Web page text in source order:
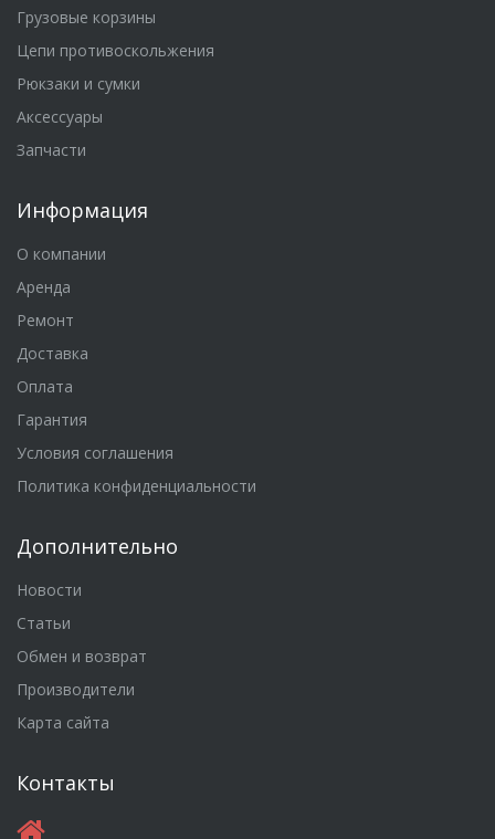
Грузовые корзины
Цепи противоскольжения
Рюкзаки и сумки
Аксессуары
Запчасти
Информация
О компании
Аренда
Ремонт
Доставка
Оплата
Гарантия
Условия соглашения
Политика конфиденциальности
Дополнительно
Новости
Статьи
Обмен и возврат
Производители
Карта сайта
Контакты